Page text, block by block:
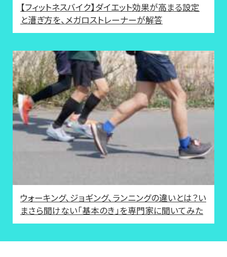
【フィットネスバイク】ダイエット効果が高まる設定
と漕ぎ方を、メガロストレーナーが解答
ウォーキング、ジョギング、ランニングの違いとは？い
まさら聞けない「基本のき」を専門家に聞いてみた